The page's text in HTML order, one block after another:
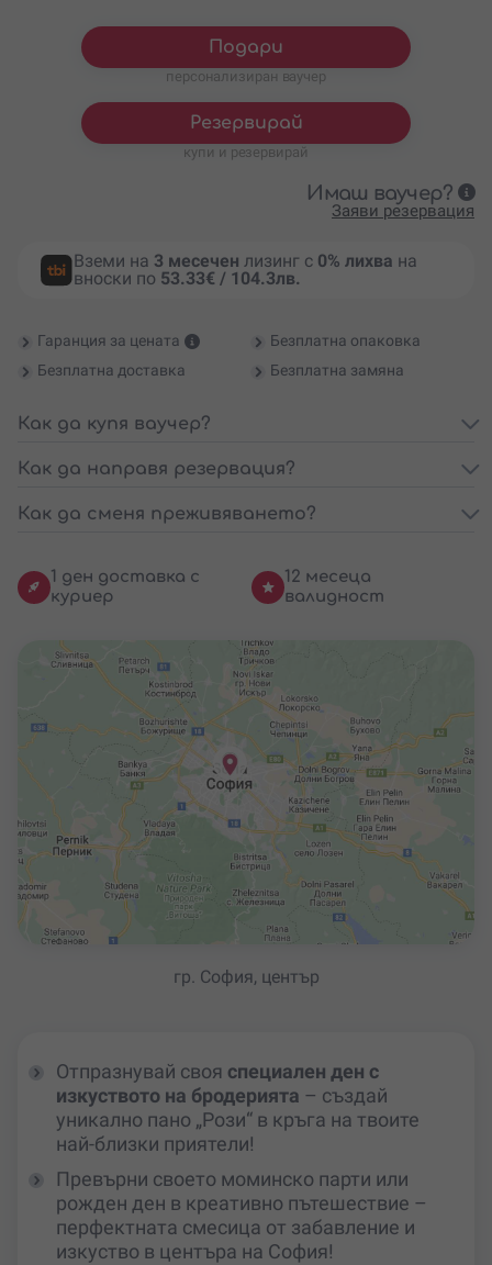
Подари
персонализиран ваучер
Резервирай
купи и резервирай
Имаш ваучер?
Заяви резервация
Вземи на 3 месечен лизинг с 0% лихва на
вноски по 53.33€ / 104.3лв.
Гаранция за цената
Безплатна опаковка
Безплатна доставка
Безплатна замяна
Как да купя ваучер?
Как да направя резервация?
Как да сменя преживяването?
1 ден доставка с
куриер
12 месеца
валидност
гр. София, център
Отпразнувай своя специален ден с
изкуството на бродерията – създай
уникално пано „Рози“ в кръга на твоите
най-близки приятели!
Превърни своето моминско парти или
рожден ден в креативно пътешествие –
перфектната смесица от забавление и
изкуство в центъра на София!